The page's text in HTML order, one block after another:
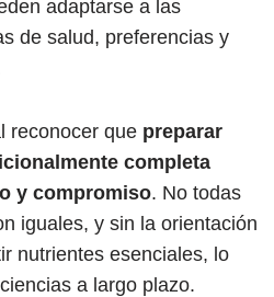
adaptarse a las
de salud, preferencias y
reconocer que preparar
completa
y compromiso. No todas
iguales, y sin la orientación
nutrientes esenciales, lo
a largo plazo.